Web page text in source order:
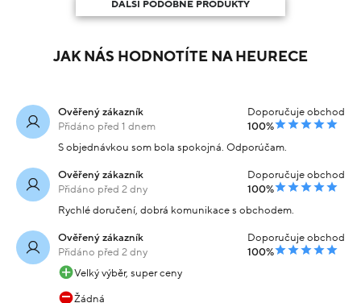
DALŠÍ PODOBNÉ PRODUKTY
JAK NÁS HODNOTÍTE NA HEURECE
Ověřený zákazník
Přidáno před 1 dnem
Doporučuje obchod
100%
S objednávkou som bola spokojná. Odporúčam.
Ověřený zákazník
Přidáno před 2 dny
Doporučuje obchod
100%
Rychlé doručení, dobrá komunikace s obchodem.
Ověřený zákazník
Přidáno před 2 dny
Doporučuje obchod
100%
Velký výběr, super ceny
Žádná